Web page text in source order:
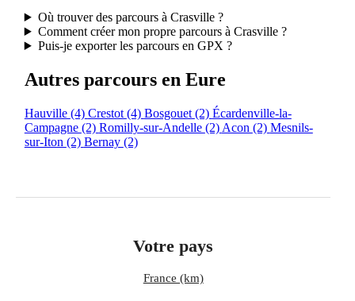
Où trouver des parcours à Crasville ?
Comment créer mon propre parcours à Crasville ?
Puis-je exporter les parcours en GPX ?
Autres parcours en Eure
Hauville (4) Crestot (4) Bosgouet (2) Écardenville-la-
Campagne (2) Romilly-sur-Andelle (2) Acon (2) Mesnils-
sur-Iton (2) Bernay (2)
Votre pays
France (km)